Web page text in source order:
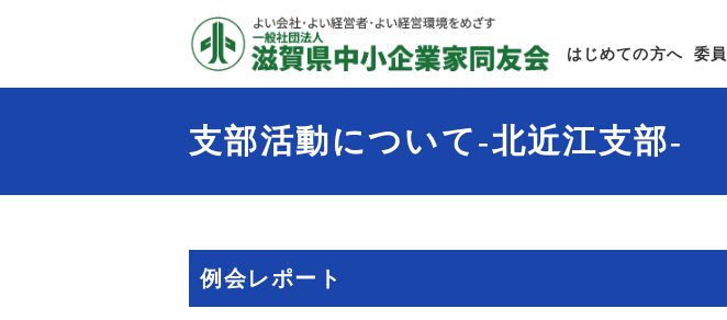
はじめての方へ 委
支部活動について-北近江支部-
例会レポート